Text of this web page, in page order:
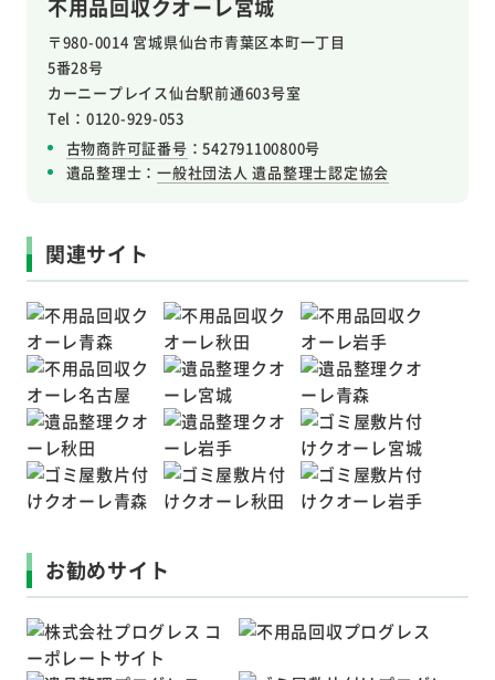
不用品回収クオーレ宮城
〒980-0014 宮城県仙台市青葉区本町一丁目
5番28号
カーニープレイス仙台駅前通603号室
Tel：0120-929-053
古物商許可証番号 ：542791100800号
遺品整理士： 一般社団法人 遺品整理士認定協会
関連サイト
お勧めサイト